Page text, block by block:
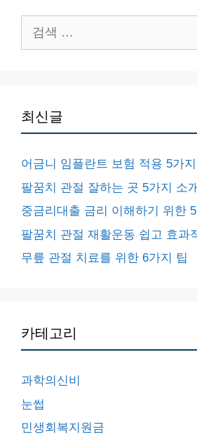
색:
최신글
어금니 임플란트 보험 적용 5가
팔꿈치 관절 잘하는 곳 5가지 소개
중금리대출 금리 이해하기 위한
팔꿈치 관절 재활운동 쉽고 효과
무릎 관절 치료를 위한 6가지 팁
카테고리
과학의신비
눈썹
민생회복지원금